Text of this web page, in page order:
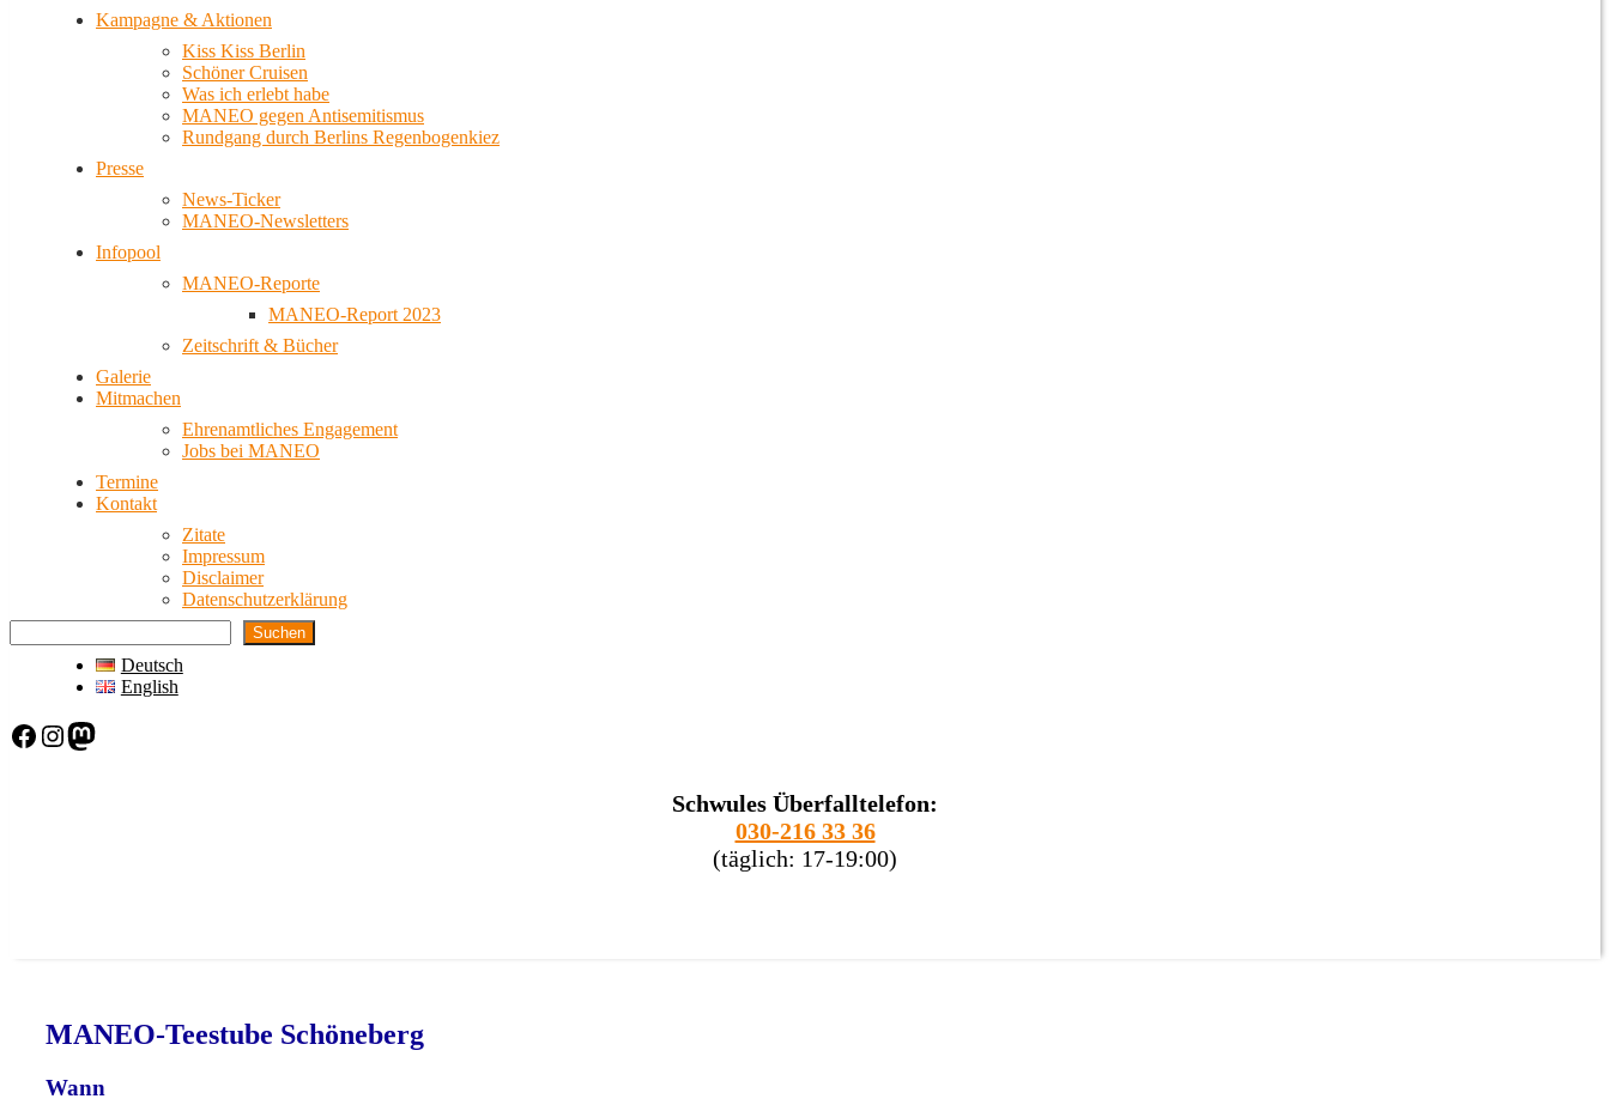
Kampagne & Aktionen
Kiss Kiss Berlin
Schöner Cruisen
Was ich erlebt habe
MANEO gegen Antisemitismus
Rundgang durch Berlins Regenbogenkiez
Presse
News-Ticker
MANEO-Newsletters
Infopool
MANEO-Reporte
MANEO-Report 2023
Zeitschrift & Bücher
Galerie
Mitmachen
Ehrenamtliches Engagement
Jobs bei MANEO
Termine
Kontakt
Zitate
Impressum
Disclaimer
Datenschutzerklärung
Suchen
Deutsch
English
Facebook Instagram Mastodon
Schwules Überfalltelefon:
030-216 33 36
(täglich: 17-19:00)
MANEO-Teestube Schöneberg
Wann